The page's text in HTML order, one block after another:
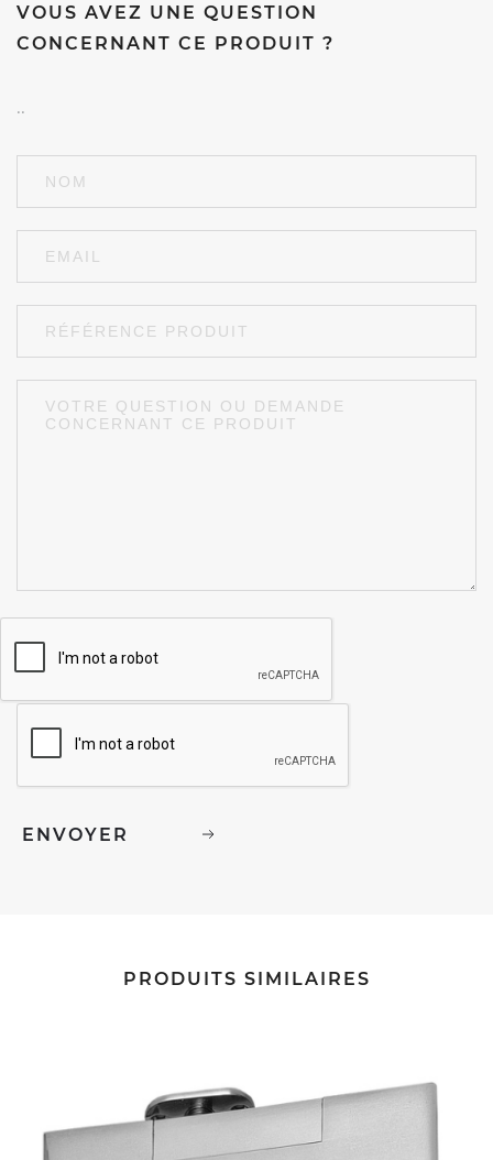
VOUS AVEZ UNE QUESTION
CONCERNANT CE PRODUIT ?
..
PRODUITS SIMILAIRES